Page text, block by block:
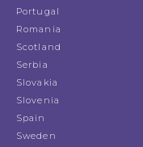
Portugal
Romania
Scotland
Serbia
Slovakia
Slovenia
Spain
Sweden